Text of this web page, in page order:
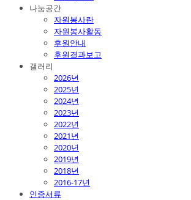
나눔공간
자원봉사란
자원봉사활동
후원안내
후원결과보고
갤러리
2026년
2025년
2024년
2023년
2022년
2021년
2020년
2019년
2018년
2016-17년
인증서류